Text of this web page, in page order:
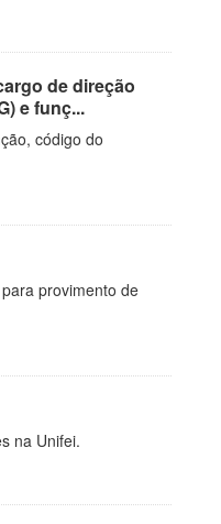
de direção
e funç...
código do
provimento de
na Unifei.